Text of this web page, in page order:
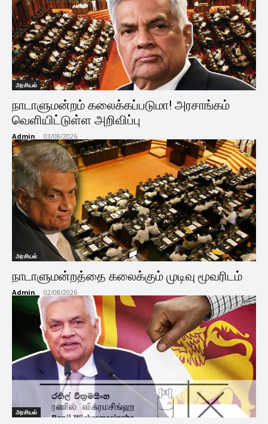
அரசியல்
நாடாளுமன்றம் கலைக்கப்படுமா! அரசாங்கம்
வெளியிட்டுள்ள அறிவிப்பு
Admin - 03/08/2026
அரசியல்
நாடாளுமன்றத்தை கலைக்கும் முடிவு மூவரிடம்
Admin - 02/08/2026
அரசியல்